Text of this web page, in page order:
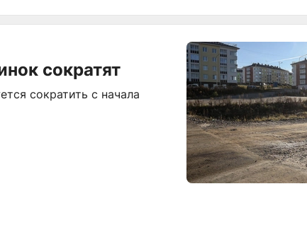
сократят
сократить с начала